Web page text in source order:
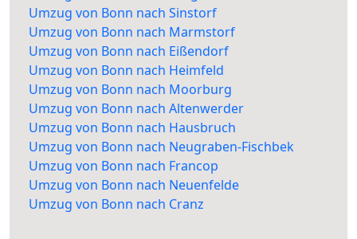
Umzug von Bonn nach Sinstorf
Umzug von Bonn nach Marmstorf
Umzug von Bonn nach Eißendorf
Umzug von Bonn nach Heimfeld
Umzug von Bonn nach Moorburg
Umzug von Bonn nach Altenwerder
Umzug von Bonn nach Hausbruch
Umzug von Bonn nach Neugraben-Fischbek
Umzug von Bonn nach Francop
Umzug von Bonn nach Neuenfelde
Umzug von Bonn nach Cranz